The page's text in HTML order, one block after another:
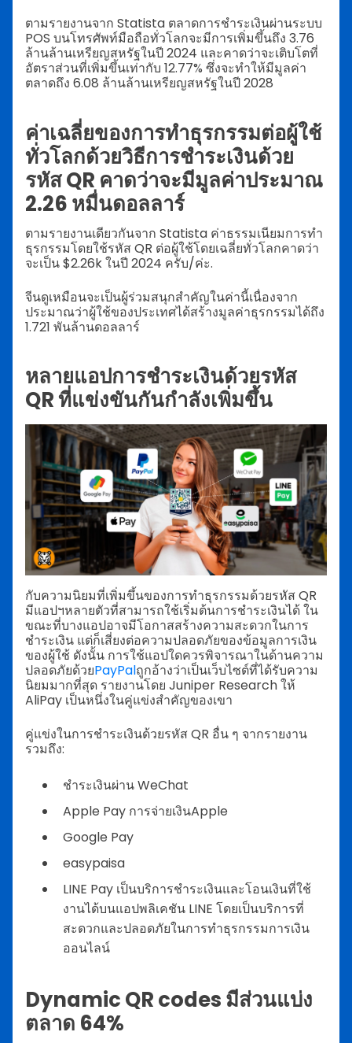
ตามรายงานจาก Statista ตลาดการชำระเงินผ่านระบบ
POS บนโทรศัพท์มือถือทั่วโลกจะมีการเพิ่มขึ้นถึง 3.76
ล้านล้านเหรียญสหรัฐในปี 2024 และคาดว่าจะเติบโตที่
อัตราส่วนที่เพิ่มขึ้นเท่ากับ 12.77% ซึ่งจะทำให้มีมูลค่า
ตลาดถึง 6.08 ล้านล้านเหรียญสหรัฐในปี 2028
ค่าเฉลี่ยของการทำธุรกรรมต่อผู้ใช้
ทั่วโลกด้วยวิธีการชำระเงินด้วย
รหัส QR คาดว่าจะมีมูลค่าประมาณ
2.26 หมื่นดอลลาร์
ตามรายงานเดียวกันจาก Statista ค่าธรรมเนียมการทำ
ธุรกรรมโดยใช้รหัส QR ต่อผู้ใช้โดยเฉลี่ยทั่วโลกคาดว่า
จะเป็น $2.26k ในปี 2024 ครับ/ค่ะ.
จีนดูเหมือนจะเป็นผู้ร่วมสนุกสำคัญในค่านี้เนื่องจาก
ประมาณว่าผู้ใช้ของประเทศได้สร้างมูลค่าธุรกรรมได้ถึง
1.721 พันล้านดอลลาร์
หลายแอปการชำระเงินด้วยรหัส
QR ที่แข่งขันกันกำลังเพิ่มขึ้น
กับความนิยมที่เพิ่มขึ้นของการทำธุรกรรมด้วยรหัส QR
มีแอปฯหลายตัวที่สามารถใช้เริ่มต้นการชำระเงินได้ ใน
ขณะที่บางแอปอาจมีโอกาสสร้างความสะดวกในการ
ชำระเงิน แต่ก็เสี่ยงต่อความปลอดภัยของข้อมูลการเงิน
ของผู้ใช้ ดังนั้น การใช้แอปใดควรพิจารณาในด้านความ
ปลอดภัยด้วยPayPalถูกอ้างว่าเป็นเว็บไซต์ที่ได้รับความ
นิยมมากที่สุด รายงานโดย Juniper Research ให้
AliPay เป็นหนึ่งในคู่แข่งสำคัญของเขา
คู่แข่งในการชำระเงินด้วยรหัส QR อื่น ๆ จากรายงาน
รวมถึง:
ชำระเงินผ่าน WeChat
Apple Pay การจ่ายเงินApple
Google Pay
easypaisa
LINE Pay เป็นบริการชำระเงินและโอนเงินที่ใช้
งานได้บนแอปพลิเคชัน LINE โดยเป็นบริการที่
สะดวกและปลอดภัยในการทำธุรกรรมการเงิน
ออนไลน์
Dynamic QR codes มีส่วนแบ่ง
ตลาด 64%